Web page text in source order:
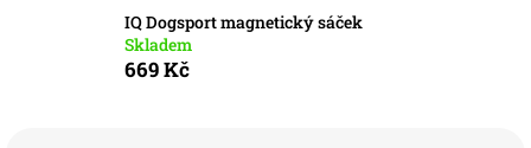
IQ Dogsport magnetický sáček
Skladem
669 Kč